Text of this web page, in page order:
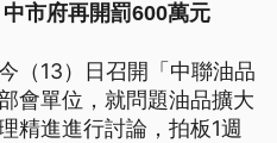
市府再開罰600萬元
（13）日召開「中聯油品
會單位，就問題油品擴大
精進進行討論，拍板1週